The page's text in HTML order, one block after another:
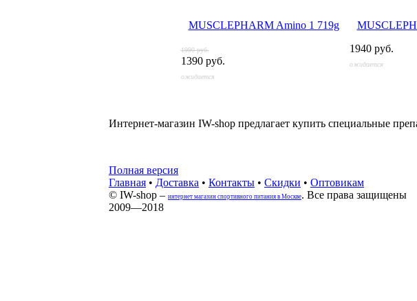
MUSCLEPHARM Amino 1 719g
1990 руб.
1390 руб.
ожидается
1940 руб.
ожидается
Интернет-магазин IW-shop предлагает купить специальные
Полная версия
Главная • Доставка • Контакты • Скидки • Оптовикам
© IW-shop – интернет магазин спортивного питания в Москве. Все права защищены
2009—2018